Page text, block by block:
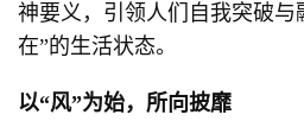
神要义，引领人们自我突破与
在”的生活状态。
以“风”为始，所向披靡